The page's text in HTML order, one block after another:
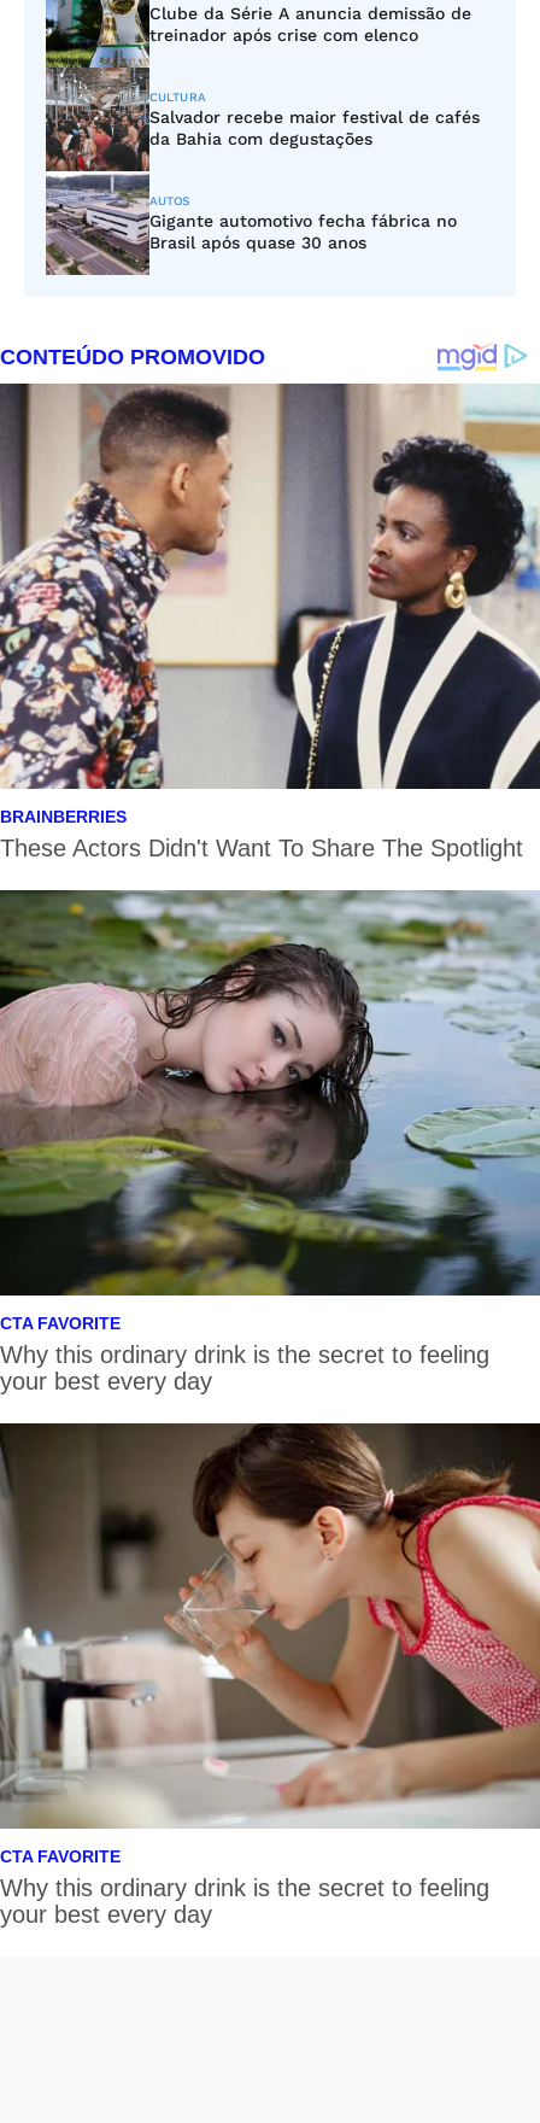
Clube da Série A anuncia demissão de
treinador após crise com elenco
CULTURA
Salvador recebe maior festival de cafés
da Bahia com degustações
AUTOS
Gigante automotivo fecha fábrica no
Brasil após quase 30 anos